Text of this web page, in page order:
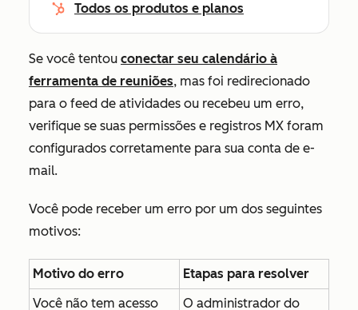
Todos os produtos e planos
Se você tentou conectar seu calendário à
ferramenta de reuniões, mas foi redirecionado
para o feed de atividades ou recebeu um erro,
verifique se suas permissões e registros MX foram
configurados corretamente para sua conta de e-
mail.
Você pode receber um erro por um dos seguintes
motivos:
Motivo do erro
Etapas para resolver
Você não tem acesso
O administrador do